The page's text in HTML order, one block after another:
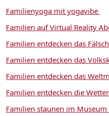
Familienyoga mit yogavibe
Familien auf Virtual Reality
Familien entdecken das
Familien entdecken das
Familien entdecken das
Familien entdecken die
Familien staunen im